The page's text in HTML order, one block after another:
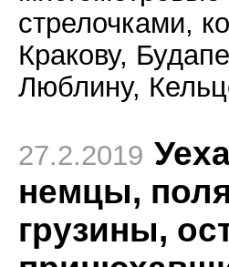
стрелочками,
Кракову,
Люблину,
27.2.2019
немцы,
грузины,